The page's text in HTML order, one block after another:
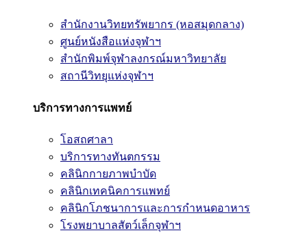
สำนักงานวิทยทรัพยากร (หอสมุดกลาง)
ศูนย์หนังสือแห่งจุฬาฯ
สำนักพิมพ์จุฬาลงกรณ์มหาวิทยาลัย
สถานีวิทยุแห่งจุฬาฯ
บริการทางการแพทย์
โอสถศาลา
บริการทางทันตกรรม
คลินิกกายภาพบำบัด
คลินิกเทคนิคการแพทย์
คลินิกโภชนาการและการกำหนดอาหาร
โรงพยาบาลสัตว์เล็กจุฬาฯ